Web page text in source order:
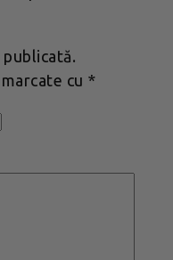
cu *